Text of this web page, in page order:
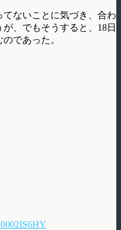
ないことに気づき、合わ
、でもそうすると、18日
であった。